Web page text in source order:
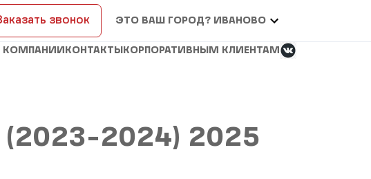
звонок ЭТО ВАШ ГОРОД? ИВАНОВО
КОМПАНИИ КОНТАКТЫ КОРПОРАТИВНЫМ КЛИЕНТАМ
(2023-2024) 2025